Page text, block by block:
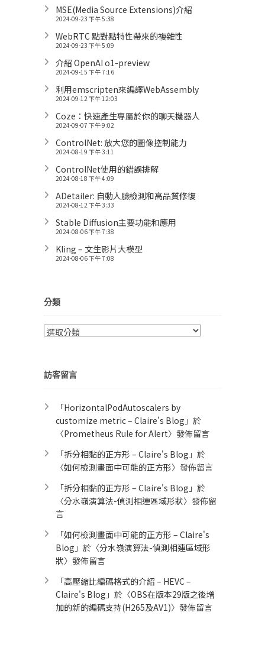
MSE(Media Source Extensions)介紹
2024-09-23 下午 5:38
WebRTC 點對點特性帶來的複雜性
2024-09-23 下午 5:09
介紹 OpenAI o1-preview
2024-09-15 下午 7:16
利用emscripten來編譯WebAssembly
2024-09-12 下午 12:03
Coze：快速產生專屬於你的聊天機器人
2024-09-07 下午 9:02
ControlNet: 放大您的圖像控制能力
2024-08-19 下午 3:11
ControlNet使用的錯誤排解
2024-08-18 下午 4:09
ADetailer: 自動人臉檢測和高品質修復
2024-08-12 下午 3:33
Stable Diffusion主要功能和應用
2024-08-06 下午 7:38
Kling – 文生影片大模型
2024-08-06 下午 7:08
分類
分
訪客留言
「HorizontalPodAutoscalers by
customize metric – Claire's Blog 」於
〈Prometheus Rule for Alert​〉發佈留言
「拆分相黏的正方形 – Claire's Blog 」於
〈如何檢測畫面中可能的正方形〉發佈留言
「拆分相黏的正方形 – Claire's Blog 」於
〈分水嶺演算法-偵測相連區域形狀〉發佈留
言
「如何檢測畫面中可能的正方形 – Claire's
Blog 」於〈分水嶺演算法-偵測相連區域形
狀〉發佈留言
「高壓縮比編碼格式的介紹 – HEVC –
Claire's Blog 」於〈OBS在版本29版之後增
加的新的編碼支持(H265及AV1)〉發佈留言